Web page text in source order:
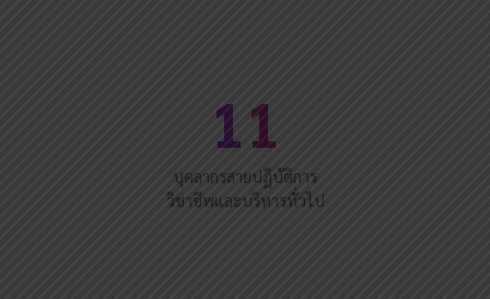
11
บุคลากรสายปฏิบัติการ
วิชาชีพและบริหารทั่วไป